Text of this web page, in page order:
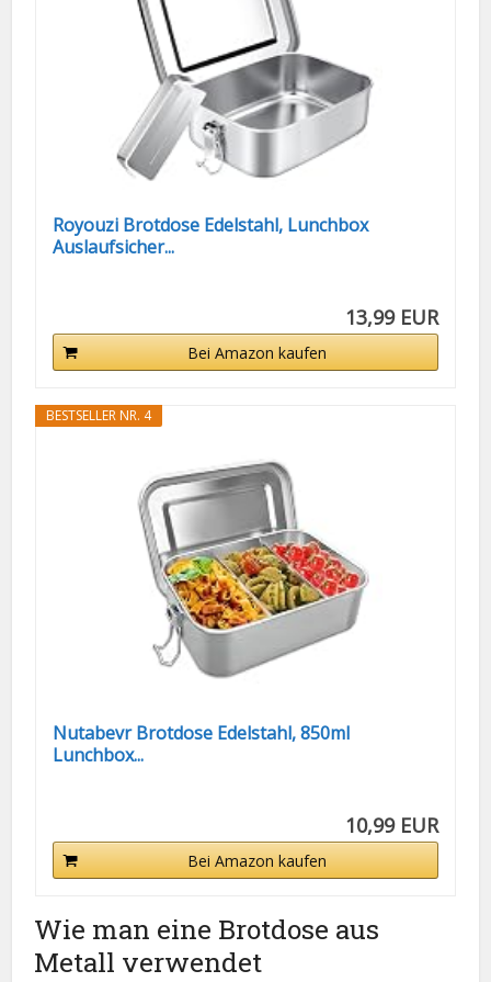
Royouzi Brotdose Edelstahl, Lunchbox
Auslaufsicher...
13,99 EUR
Bei Amazon kaufen
BESTSELLER NR. 4
Nutabevr Brotdose Edelstahl, 850ml
Lunchbox...
10,99 EUR
Bei Amazon kaufen
Wie man eine Brotdose aus
Metall verwendet